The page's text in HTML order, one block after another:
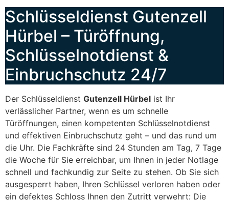
Schlüsseldienst Gutenzell
Hürbel – Türöffnung,
Schlüsselnotdienst &
Einbruchschutz 24/7
Der Schlüsseldienst Gutenzell Hürbel ist Ihr
verlässlicher Partner, wenn es um schnelle
Türöffnungen, einen kompetenten Schlüsselnotdienst
und effektiven Einbruchschutz geht – und das rund um
die Uhr. Die Fachkräfte sind 24 Stunden am Tag, 7 Tage
die Woche für Sie erreichbar, um Ihnen in jeder Notlage
schnell und fachkundig zur Seite zu stehen. Ob Sie sich
ausgesperrt haben, Ihren Schlüssel verloren haben oder
ein defektes Schloss Ihnen den Zutritt verwehrt: Die